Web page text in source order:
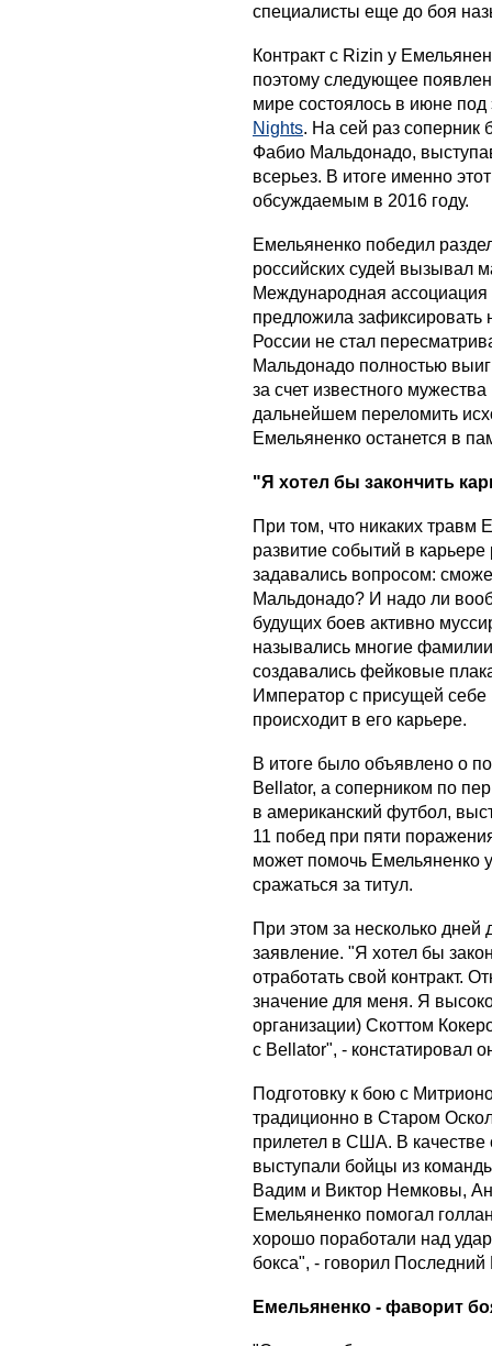
специалисты еще до боя
Контракт с Rizin у
поэтому следующее
мире состоялось в июне
Nights. На сей раз соперник
Фабио Мальдонадо,
всерьез. В итоге именно
обсуждаемым в 2016 году.
Емельяненко победил
российских судей вызывал
Международная
предложила
России не стал
Мальдонадо полностью
за счет известного
дальнейшем переломить
Емельяненко останется в
"Я хотел бы закончить
При том, что никаких травм
развитие событий в
задавались вопросом:
Мальдонадо? И надо ли
будущих боев активно
назывались многие
создавались фейковые
Император с присущей себе
происходит в его карьере.
В итоге было объявлено о
Bellator, а соперником по
в американский футбол,
11 побед при пяти
может помочь Емельяненко
сражаться за титул.
При этом за несколько дней
заявление. "Я хотел бы
отработать свой контракт.
значение для меня. Я
организации) Скоттом
с Bellator", - констатировал
Подготовку к бою с
традиционно в Старом
прилетел в США. В качестве
выступали бойцы из
Вадим и Виктор Немковы,
Емельяненко помогал
хорошо поработали над
бокса", - говорил
Емельяненко - фаворит